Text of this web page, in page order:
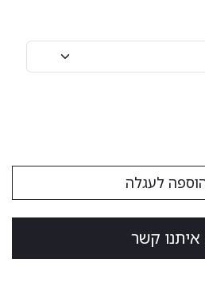
לעגלה
​​איתנו קשר